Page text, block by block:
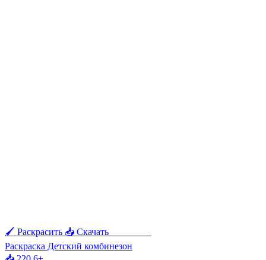
🖌 Раскрасить 📥 Скачать
Раскраска Детский комбинезон